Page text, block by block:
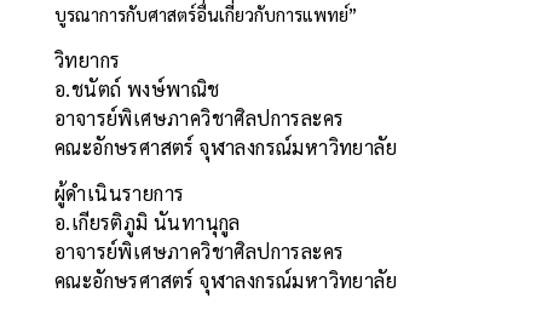
บูรณาการกับศาสตร์อื่นเกี่ยวกับการแพทย์”
วิทยากร
อ.ชนัตถ์ พงษ์พาณิช
อาจารย์พิเศษภาควิชาศิลปการละคร
คณะอักษรศาสตร์ จุฬาลงกรณ์มหาวิทยาลัย
ผู้ดำเนินรายการ
อ.เกียรติภูมิ นันทานุกูล
อาจารย์พิเศษภาควิชาศิลปการละคร
คณะอักษรศาสตร์ จุฬาลงกรณ์มหาวิทยาลัย